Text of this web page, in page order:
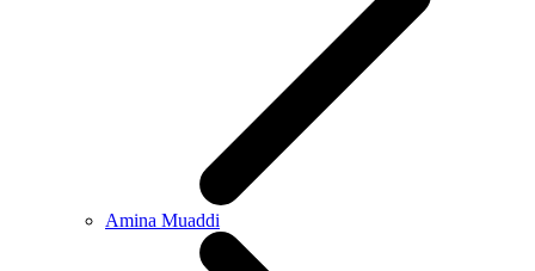
Amina Muaddi